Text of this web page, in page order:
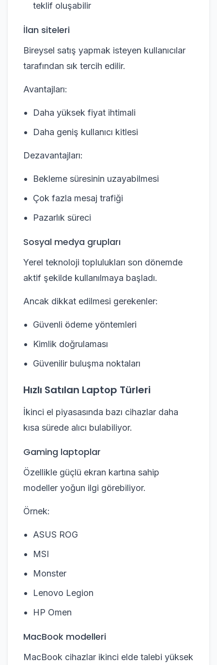
teklif oluşabilir
İlan siteleri
Bireysel satış yapmak isteyen kullanıcılar
tarafından sık tercih edilir.
Avantajları:
Daha yüksek fiyat ihtimali
Daha geniş kullanıcı kitlesi
Dezavantajları:
Bekleme süresinin uzayabilmesi
Çok fazla mesaj trafiği
Pazarlık süreci
Sosyal medya grupları
Yerel teknoloji toplulukları son dönemde
aktif şekilde kullanılmaya başladı.
Ancak dikkat edilmesi gerekenler:
Güvenli ödeme yöntemleri
Kimlik doğrulaması
Güvenilir buluşma noktaları
Hızlı Satılan Laptop Türleri
İkinci el piyasasında bazı cihazlar daha
kısa sürede alıcı bulabiliyor.
Gaming laptoplar
Özellikle güçlü ekran kartına sahip
modeller yoğun ilgi görebiliyor.
Örnek:
ASUS ROG
MSI
Monster
Lenovo Legion
HP Omen
MacBook modelleri
MacBook cihazlar ikinci elde talebi yüksek